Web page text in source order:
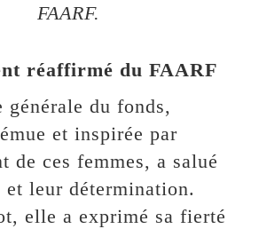
FAARF.
réaffirmé du FAARF
du fonds,
et inspirée par
de ces femmes, a salué
et leur détermination.
elle a exprimé sa fierté